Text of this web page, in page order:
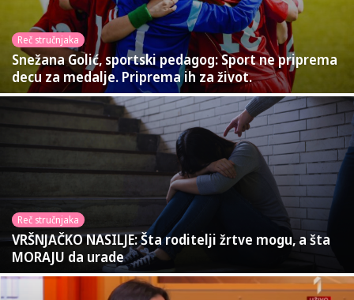
Reč stručnjaka
Snežana Golić, sportski pedagog: Sport ne priprema
decu za medalje. Priprema ih za život.
Reč stručnjaka
VRŠNJAČKO NASILJE: Šta roditelji žrtve mogu, a šta
MORAJU da urade